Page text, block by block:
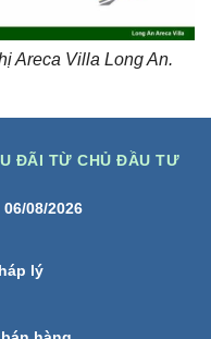
Areca Villa Long An.
ĐÃI TỪ CHỦ ĐẦU TƯ
08/2026
lý